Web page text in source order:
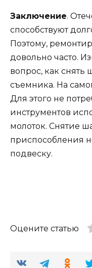
Заключение.
способствуют
Поэтому,
довольно часто.
вопрос, как снять
съемника. На
Для этого не
инструментов
молоток. Снятие
приспособления
подвеску.
Оцените статью